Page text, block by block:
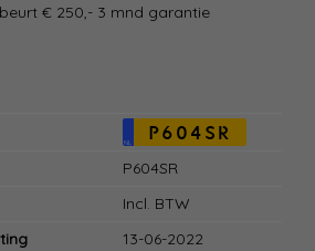
€ 250,- 3 mnd garantie
NL P604SR
P604SR
Incl. BTW
13-06-2022